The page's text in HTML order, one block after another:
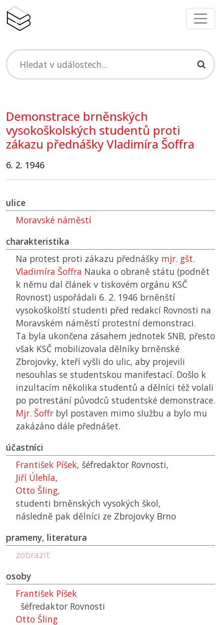
Demonstrace brněnských
vysokoškolských studentů proti
zákazu přednášky Vladimíra Šoffra
6. 2. 1946
ulice
Moravské náměstí
charakteristika
Na protest proti zákazu přednášky mjr. gšt.
Vladimíra Šoffra Nauka o obraně státu (podnět
k němu dal článek v tiskovém orgánu KSČ
Rovnost) uspořádali 6. 2. 1946 brněnští
vysokoškolští studenti před redakcí Rovnosti na
Moravském náměstí protestní demonstraci.
Ta byla ukončena zásahem jednotek SNB, přesto
však KSČ mobilizovala dělníky brněnské
Zbrojovky, kteří vyšli do ulic, aby projevili
nesouhlas se studentskou manifestací. Došlo k
inzultacím několika studentů a dělníci též volali
po potrestání původců studentské demonstrace.
Mjr. Šoffr byl postaven mimo službu a bylo mu
zakázáno dále přednášet.
účastníci
František Píšek, šéfredaktor Rovnosti,
Jiří Úlehla,
Otto Šling,
studenti brněnských vysokých škol,
následně pak dělníci ze Zbrojovky Brno
prameny, literatura
zobrazit
osoby
František Píšek
šéfredaktor Rovnosti
Otto Šling